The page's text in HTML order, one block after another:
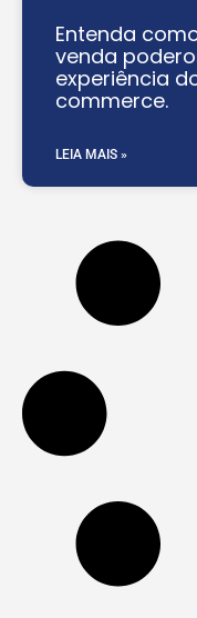
Entenda
venda
experiência
commerce.
LEIA MAIS »